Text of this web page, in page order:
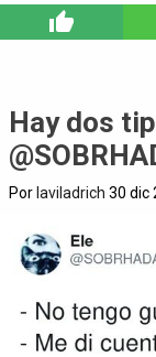
Hay dos
Por laviladrich 30 dic